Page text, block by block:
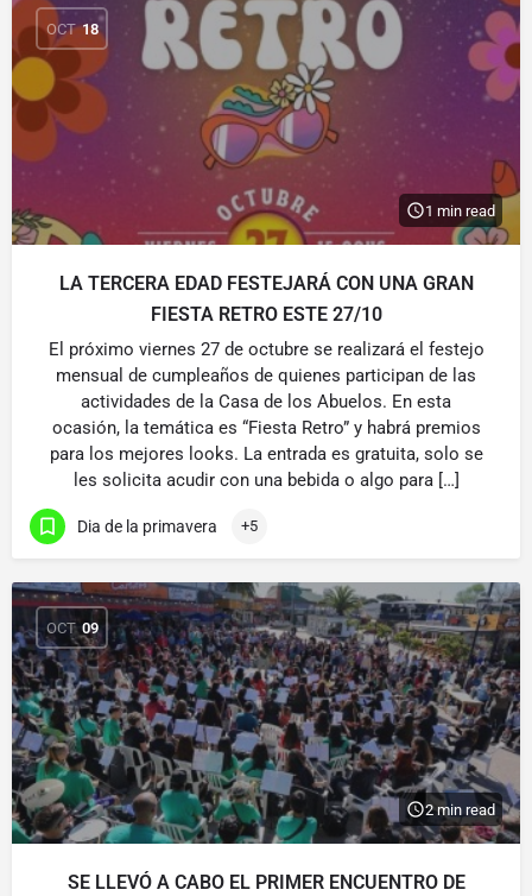
OCT 18
1 min read
LA TERCERA EDAD FESTEJARÁ CON UNA GRAN
FIESTA RETRO ESTE 27/10
El próximo viernes 27 de octubre se realizará el festejo
mensual de cumpleaños de quienes participan de las
actividades de la Casa de los Abuelos. En esta
ocasión, la temática es “Fiesta Retro” y habrá premios
para los mejores looks. La entrada es gratuita, solo se
les solicita acudir con una bebida o algo para […]
Dia de la primavera +5
OCT 09
2 min read
SE LLEVÓ A CABO EL PRIMER ENCUENTRO DE